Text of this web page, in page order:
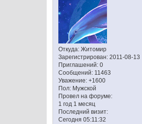
Откуда: Житомир
Зарегистрирован: 2011-08-13
Приглашений: 0
Сообщений: 11463
Уважение: +1600
Пол: Мужской
Провел на форуме:
1 год 1 месяц
Последний визит:
Сегодня 05:11:32